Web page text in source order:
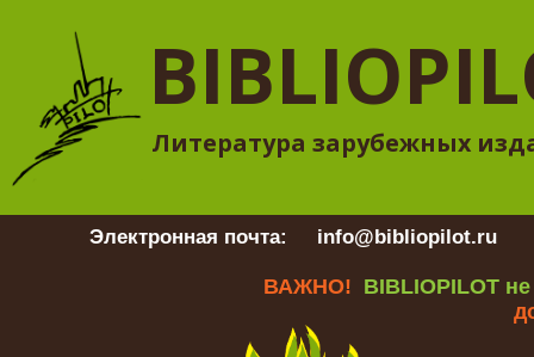
Литература зарубежных
Электронная почта: info@bibliopilot.ru
ВАЖНО! BIBLIOPILOT